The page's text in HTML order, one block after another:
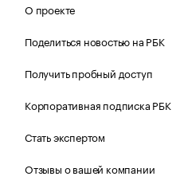
О проекте
Поделиться новостью на РБК
Получить пробный доступ
Корпоративная подписка РБК
Стать экспертом
Отзывы о вашей компании